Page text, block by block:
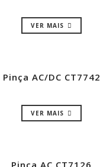
VER MAIS
Pinça AC/DC CT7742
VER MAIS
Pinça AC CT7126